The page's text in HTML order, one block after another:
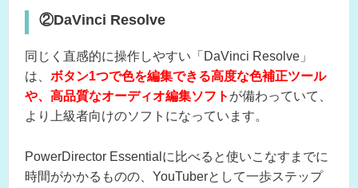
②DaVinci Resolve
同じく直感的に操作しやすい「DaVinci Resolve」
は、 ボタン1つで色を編集できる高度な色補正ツール
や、高品質なオーディオ編集ソフト が備わっていて、
より上級者向けのソフトになっています。
PowerDirector Essentialに比べると使いこなすまでに
時間がかかるものの、YouTuberとして一歩ステップ